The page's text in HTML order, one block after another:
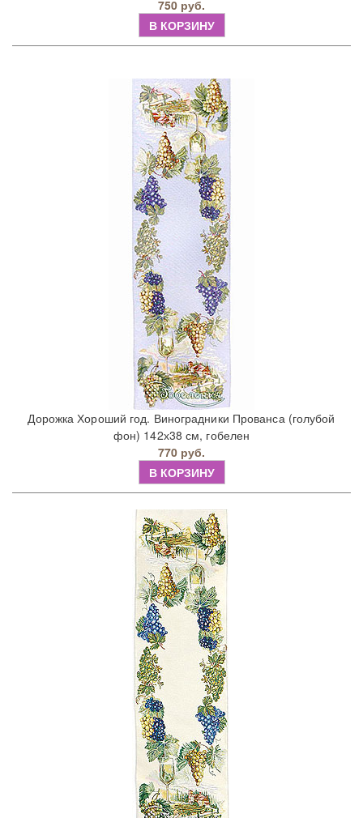
750 руб.
В КОРЗИНУ
Дорожка Хороший год. Виноградники Прованса (голубой
фон) 142х38 см, гобелен
770 руб.
В КОРЗИНУ